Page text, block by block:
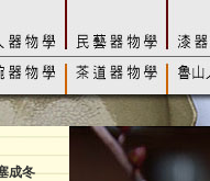
成冬